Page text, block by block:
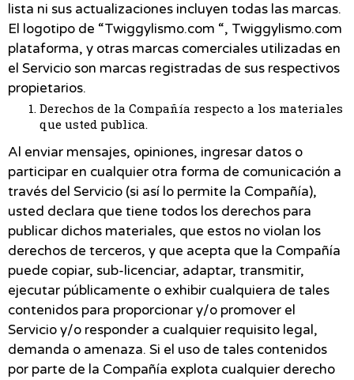
lista ni sus actualizaciones incluyen todas las marcas.
El logotipo de “Twiggylismo.com “, Twiggylismo.com
plataforma, y otras marcas comerciales utilizadas en
el Servicio son marcas registradas de sus respectivos
propietarios.
Derechos de la Compañía respecto a los materiales
que usted publica.
Al enviar mensajes, opiniones, ingresar datos o
participar en cualquier otra forma de comunicación a
través del Servicio (si así lo permite la Compañía),
usted declara que tiene todos los derechos para
publicar dichos materiales, que estos no violan los
derechos de terceros, y que acepta que la Compañía
puede copiar, sub-licenciar, adaptar, transmitir,
ejecutar públicamente o exhibir cualquiera de tales
contenidos para proporcionar y/o promover el
Servicio y/o responder a cualquier requisito legal,
demanda o amenaza. Si el uso de tales contenidos
por parte de la Compañía explota cualquier derecho